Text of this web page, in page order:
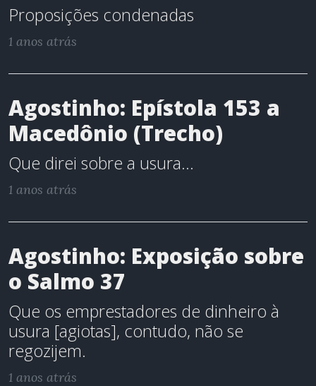
Proposições condenadas
1 anos atrás
Agostinho: Epístola 153 a
Macedônio (Trecho)
Que direi sobre a usura...
1 anos atrás
Agostinho: Exposição sobre
o Salmo 37
Que os emprestadores de dinheiro à
usura [agiotas], contudo, não se
regozijem.
1 anos atrás